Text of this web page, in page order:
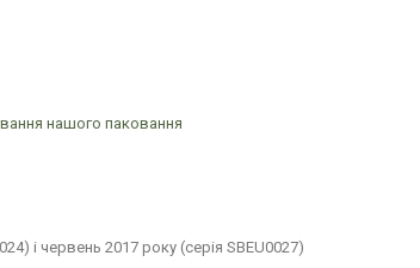
нашого паковання
і червень 2017 року (серія SBEU0027)